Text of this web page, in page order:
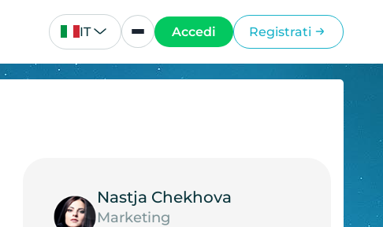
IT Accedi Registrati
Nastja Chekhova
Marketing